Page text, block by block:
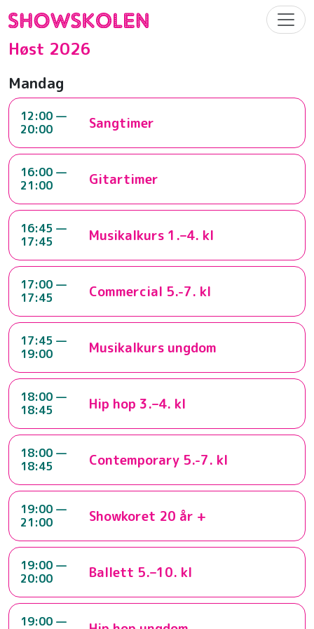
Høst 2026
Mandag
12:00 —
20:00
Sangtimer
16:00 —
21:00
Gitartimer
16:45 —
17:45
Musikalkurs 1.–4. kl
17:00 —
17:45
Commercial 5.-7. kl
17:45 —
19:00
Musikalkurs ungdom
18:00 —
18:45
Hip hop 3.–4. kl
18:00 —
18:45
Contemporary 5.-7. kl
19:00 —
21:00
Showkoret 20 år +
19:00 —
20:00
Ballett 5.–10. kl
19:00 —